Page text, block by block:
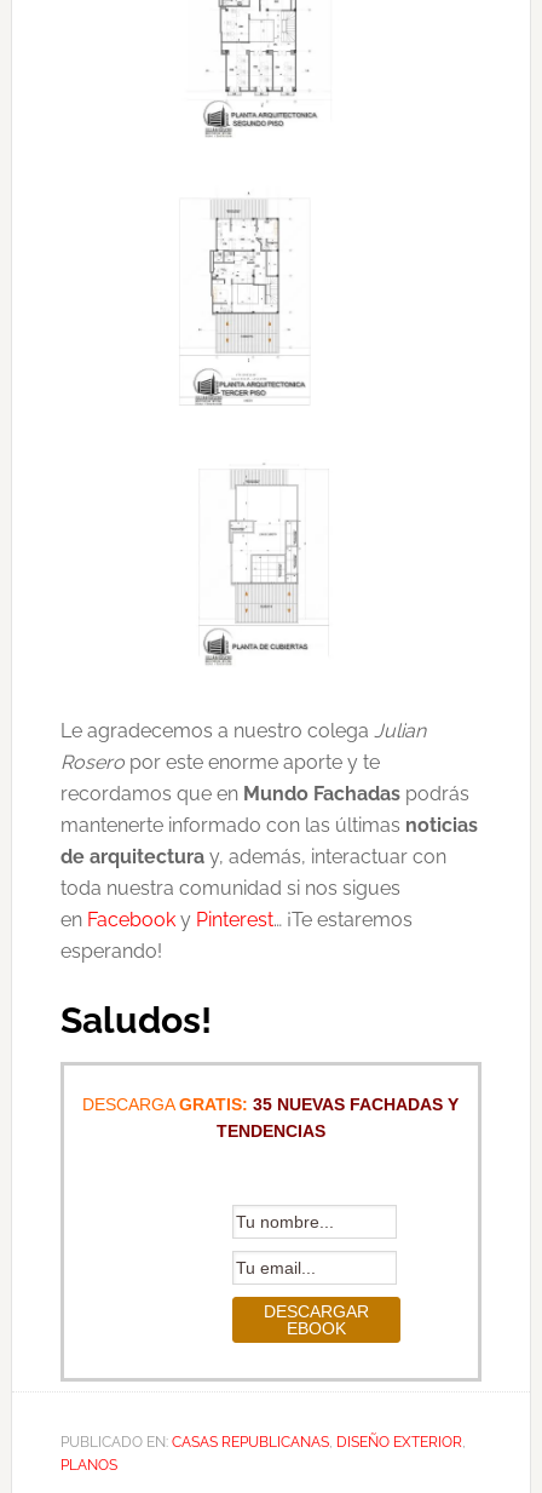
Le agradecemos a nuestro colega Julian
Roseropor este enorme aporte y te
recordamos que en Mundo Fachadaspodrás
mantenerte informado con las últimas noticias
de arquitecturay, además, interactuar con
toda nuestra comunidad si nos sigues
en Facebooky Pinterest… ¡Te estaremos
esperando!
Saludos!
DESCARGAGRATIS: 35 NUEVAS FACHADAS Y
TENDENCIAS
PUBLICADO EN: CASAS REPUBLICANAS, DISEÑO EXTERIOR,
PLANOS